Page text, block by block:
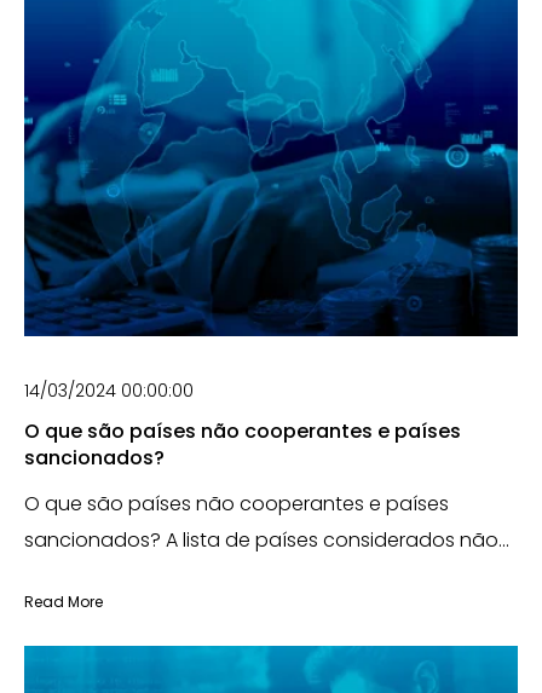
14/03/2024 00:00:00
O que são países não cooperantes e países
sancionados?
O que são países não cooperantes e países
sancionados? A lista de países considerados não...
Read More